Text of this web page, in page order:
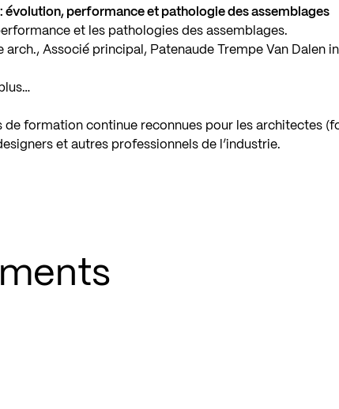
évolution, performance et pathologie des assemblages
et les pathologies des assemblages.
arch., Associé principal, Patenaude Trempe Van Dalen
de formation continue reconnues pour les architectes
et autres professionnels de l’industrie.